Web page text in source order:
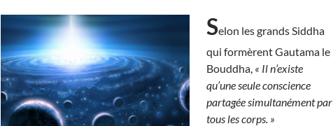
Selon les grands Siddha
qui formèrent Gautama le
Bouddha, « Il n’existe
qu’une seule conscience
partagée simultanément par
tous les corps. »